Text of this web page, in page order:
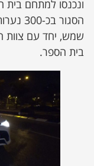
מקומית
ונכנסו למתחם בית
שמש, יחד עם צוות
בית הספר.